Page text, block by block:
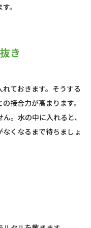
。
き
ておきます。そうする
接合力が高まります。
。水の中に入れると、
くなるまで待ちましょ